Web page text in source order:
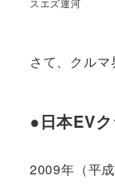
スエズ運河
さて、クル
●日本EV
2009年（平